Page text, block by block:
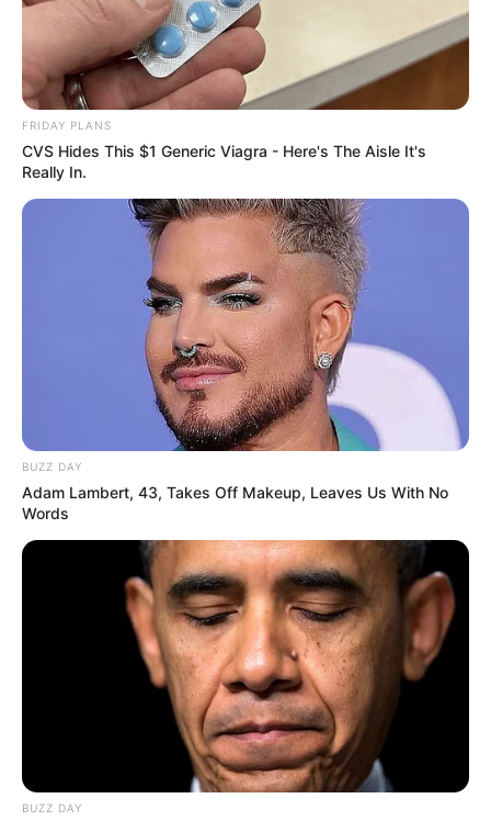
FRIDAY PLANS
CVS Hides This $1 Generic Viagra - Here's The Aisle It's
Really In.
BUZZ DAY
Adam Lambert, 43, Takes Off Makeup, Leaves Us With No
Words
BUZZ DAY